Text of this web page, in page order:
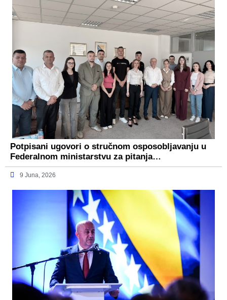
Potpisani ugovori o stručnom osposobljavanju u
Federalnom ministarstvu za pitanja…
9 Juna, 2026